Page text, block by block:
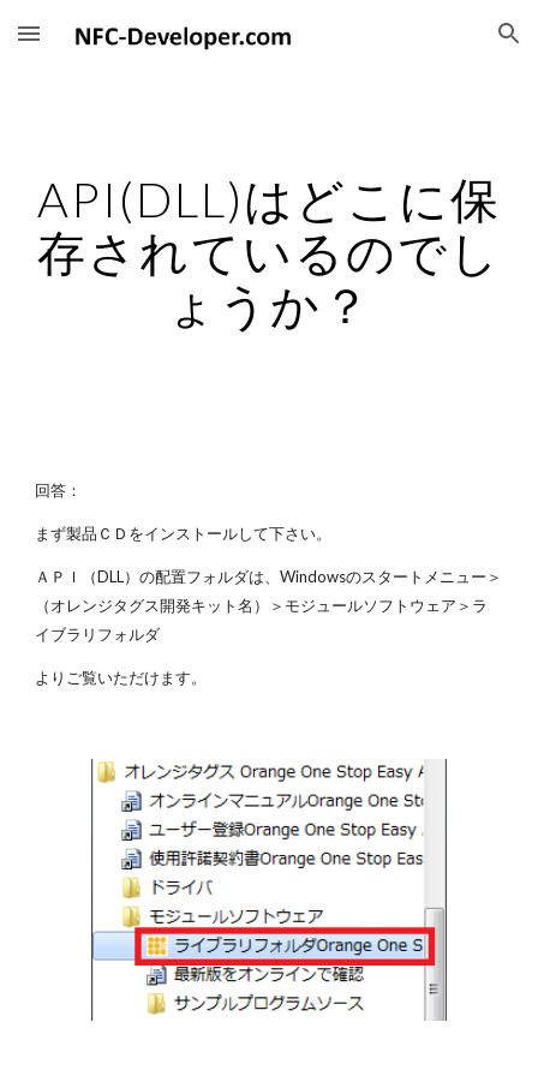
Skip to main content Skip to navigation
API(DLL)はどこに保
存されているのでし
ょうか？
回答：
まず製品ＣＤをインストールして下さい。
ＡＰＩ（DLL）の配置フォルダは、Windowsのスタートメニュー＞
（オレンジタグス開発キット名）＞モジュールソフトウェア＞ラ
イブラリフォルダ
よりご覧いただけます。